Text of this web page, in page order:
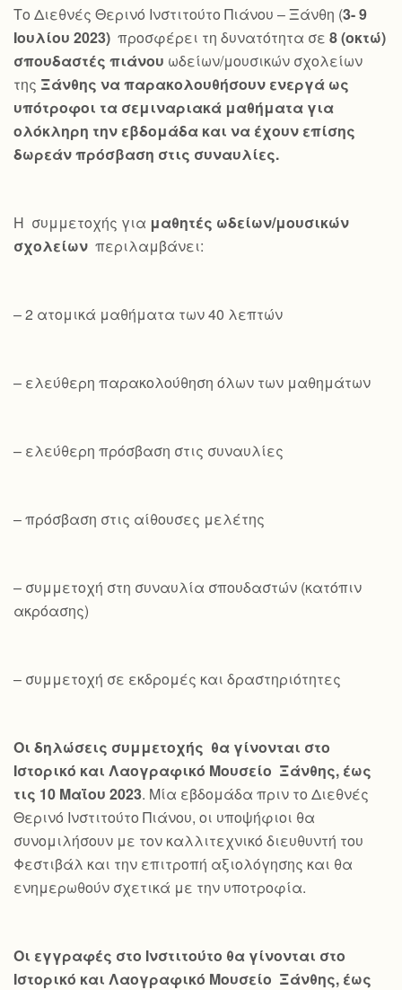
Το Διεθνές Θερινό Ινστιτούτο Πιάνου – Ξάνθη (3- 9
Ιουλίου 2023) προσφέρει τη δυνατότητα σε 8 (οκτώ)
σπουδαστές πιάνου ωδείων/μουσικών σχολείων
της Ξάνθης να παρακολουθήσουν ενεργά ως
υπότροφοι τα σεμιναριακά μαθήματα για
ολόκληρη την εβδομάδα και να έχουν επίσης
δωρεάν πρόσβαση στις συναυλίες.
Η συμμετοχής για μαθητές ωδείων/μουσικών
σχολείων περιλαμβάνει:
– 2 ατομικά μαθήματα των 40 λεπτών
– ελεύθερη παρακολούθηση όλων των μαθημάτων
– ελεύθερη πρόσβαση στις συναυλίες
– πρόσβαση στις αίθουσες μελέτης
– συμμετοχή στη συναυλία σπουδαστών (κατόπιν
ακρόασης)
– συμμετοχή σε εκδρομές και δραστηριότητες
Οι δηλώσεις συμμετοχής θα γίνονται στο
Ιστορικό και Λαογραφικό Μουσείο Ξάνθης, έως
τις 10 Μαΐου 2023. Μία εβδομάδα πριν το Διεθνές
Θερινό Ινστιτούτο Πιάνου, οι υποψήφιοι θα
συνομιλήσουν με τον καλλιτεχνικό διευθυντή του
Φεστιβάλ και την επιτροπή αξιολόγησης και θα
ενημερωθούν σχετικά με την υποτροφία.
Οι εγγραφές στο Ινστιτούτο θα γίνονται στο
Ιστορικό και Λαογραφικό Μουσείο Ξάνθης, έως